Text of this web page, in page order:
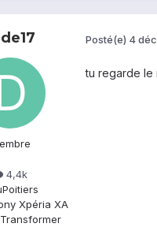
4,4k
Poitiers
Xpéria XA
Posté(e) 4
tu regarde le